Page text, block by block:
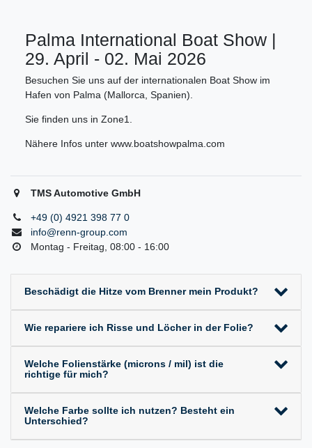
Palma International Boat Show |
29. April - 02. Mai 2026
Besuchen Sie uns auf der internationalen Boat Show im
Hafen von Palma (Mallorca, Spanien).
Sie finden uns in Zone1.
Nähere Infos unter www.boatshowpalma.com
TMS Automotive GmbH
+49 (0) 4921 398 77 0
info@renn-group.com
Montag - Freitag, 08:00 - 16:00
Beschädigt die Hitze vom Brenner mein Produkt?
Wie repariere ich Risse und Löcher in der Folie?
Welche Folienstärke (microns / mil) ist die
richtige für mich?
Welche Farbe sollte ich nutzen? Besteht ein
Unterschied?